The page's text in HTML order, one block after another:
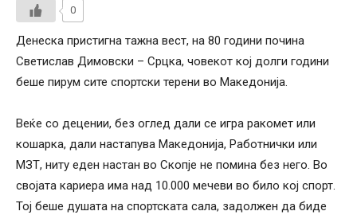
0
Денеска пристигна тажна вест, на 80 години почина
Светислав Димовски – Срцка, човекот кој долги години
беше пирум сите спортски терени во Македонија.
Веќе со децении, без оглед дали се игра ракомет или
кошарка, дали настапува Македонија, Работнички или
МЗТ, ниту еден настан во Скопје не помина без него. Во
својата кариера има над 10.000 мечеви во било кој спорт.
Тој беше душата на спортската сала, задолжен да биде